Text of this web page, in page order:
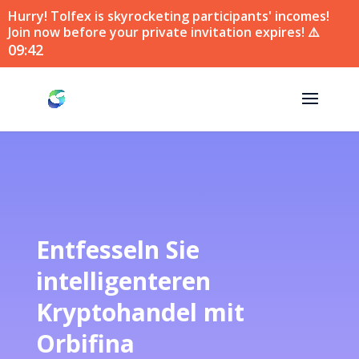
Hurry! Tolfex is skyrocketing participants' incomes!
Join now before your private invitation expires! ⚠️
09:41
Entfesseln Sie
intelligenteren
Kryptohandel mit
Orbifina